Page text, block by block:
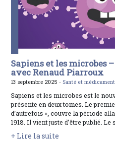
Sapiens et les microbes
avec Renaud Piarroux
13 septembre 2025 - Santé et
Sapiens et les microbes est le
présente en deux tomes. Le
d’autrefois », couvre la période
1918. Il vient juste d’être publié. Le
+ Lire la suite